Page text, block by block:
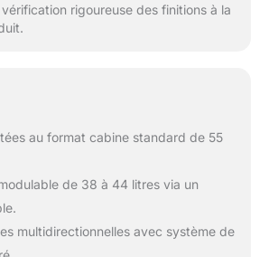
rigoureuse des finitions à la
au format cabine standard de 55
de 38 à 44 litres via un
multidirectionnelles avec système de